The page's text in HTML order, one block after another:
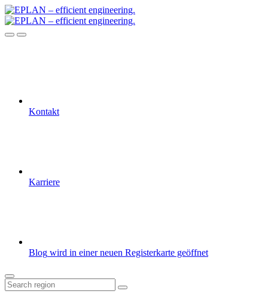
Kontakt
Karriere
Blog wird in einer neuen Registerkarte geöffnet